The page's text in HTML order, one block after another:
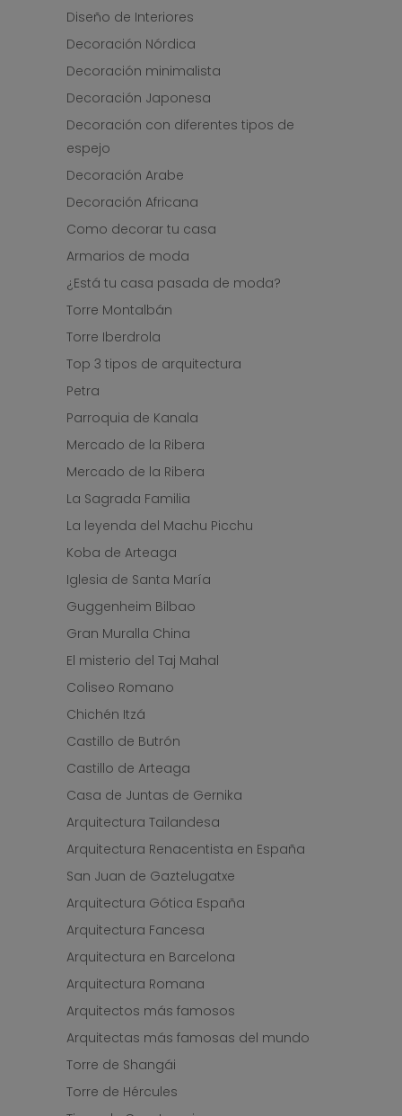
Diseño de Interiores
Decoración Nórdica
Decoración minimalista
Decoración Japonesa
Decoración con diferentes tipos de
espejo
Decoración Arabe
Decoración Africana
Como decorar tu casa
Armarios de moda
¿Está tu casa pasada de moda?
Torre Montalbán
Torre Iberdrola
Top 3 tipos de arquitectura
Petra
Parroquia de Kanala
Mercado de la Ribera
Mercado de la Ribera
La Sagrada Familia
La leyenda del Machu Picchu
Koba de Arteaga
Iglesia de Santa María
Guggenheim Bilbao
Gran Muralla China
El misterio del Taj Mahal
Coliseo Romano
Chichén Itzá
Castillo de Butrón
Castillo de Arteaga
Casa de Juntas de Gernika
Arquitectura Tailandesa
Arquitectura Renacentista en España
San Juan de Gaztelugatxe
Arquitectura Gótica España
Arquitectura Fancesa
Arquitectura en Barcelona
Arquitectura Romana
Arquitectos más famosos
Arquitectas más famosas del mundo
Torre de Shangái
Torre de Hércules